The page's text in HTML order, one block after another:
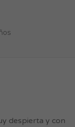
despierta y con